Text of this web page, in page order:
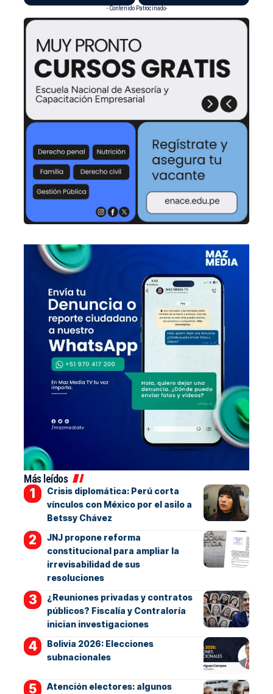
- Contenido Patrocinado-
Más leídos
Crisis diplomática: Perú corta
vínculos con México por el asilo a
Betssy Chávez
JNJ propone reforma
constitucional para ampliar la
irrevisabilidad de sus
resoluciones
¿Reuniones privadas y contratos
públicos? Fiscalía y Contraloría
inician investigaciones
Bolivia 2026: Elecciones
subnacionales
Atención electores: algunos